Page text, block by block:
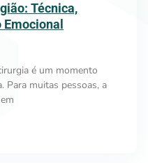
Técnica,
é um momento
Para muitas pessoas, a